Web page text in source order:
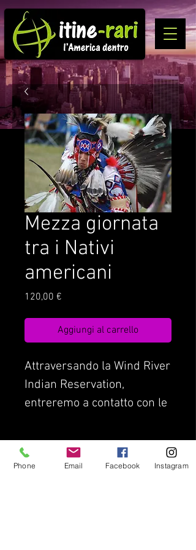
Mezza giornata
tra i Nativi
americani
120,00 €
Aggiungi al carrello
Attraversando la Wind River
Indian Reservation,
entreremo a contatto con le
numerose del Wyoming.
Condizioni di Contratto Assicurazione di viaggio
Phone Email Facebook Instagram